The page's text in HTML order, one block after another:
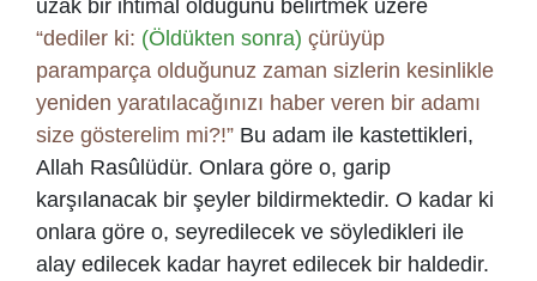
uzak bir ihtimal olduğunu belirtmek üzere
“dediler ki: (Öldükten sonra) çürüyüp
paramparça olduğunuz zaman sizlerin kesinlikle
yeniden yaratılacağınızı haber veren bir adamı
size gösterelim mi?!” Bu adam ile kastettikleri,
Allah Rasûlüdür. Onlara göre o, garip
karşılanacak bir şeyler bildirmektedir. O kadar ki
onlara göre o, seyredilecek ve söyledikleri ile
alay edilecek kadar hayret edilecek bir haldedir.